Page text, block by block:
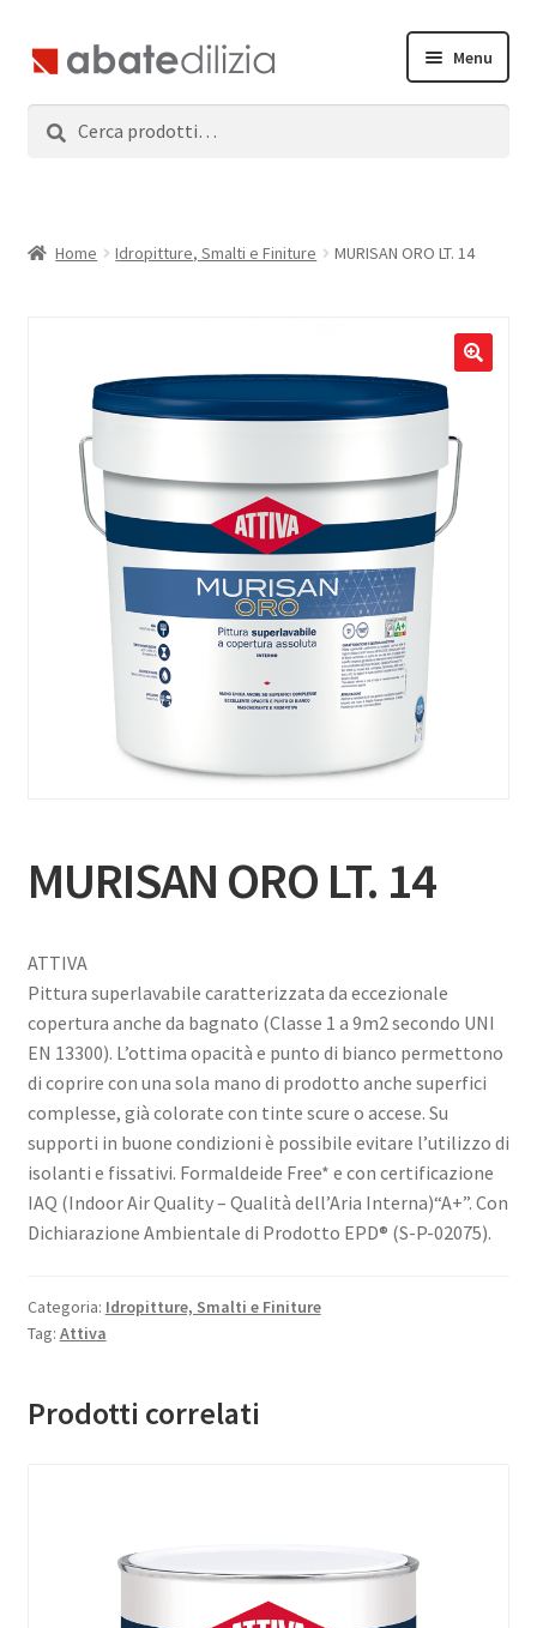
Vai
alla
navigazione
Vai
al
contenuto
Menu
child
Servizi
Accedi
Registrati
Home Idropitture, Smalti e Finiture MURISAN ORO LT. 14
MURISAN ORO LT. 14
ATTIVA
Pittura superlavabile caratterizzata da eccezionale
copertura anche da bagnato (Classe 1 a 9m2 secondo UNI
EN 13300). L’ottima opacità e punto di bianco permettono
di coprire con una sola mano di prodotto anche superfici
complesse, già colorate con tinte scure o accese. Su
supporti in buone condizioni è possibile evitare l’utilizzo di
isolanti e fissativi. Formaldeide Free* e con certificazione
IAQ (Indoor Air Quality – Qualità dell’Aria Interna)“A+”. Con
Dichiarazione Ambientale di Prodotto EPD® (S-P-02075).
Categoria: Idropitture, Smalti e Finiture
Tag: Attiva
Prodotti correlati